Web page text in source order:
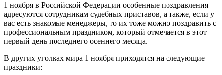
1 ноября в Российской Федерации особенные поздравления
адресуются сотрудникам судебных приставов, а также, если у
вас есть знакомые менеджеры, то их тоже можно поздравить с
профессиональным праздником, который отмечается в этот
первый день последнего осеннего месяца.
В других уголках мира 1 ноября приходятся на следующие
праздники: